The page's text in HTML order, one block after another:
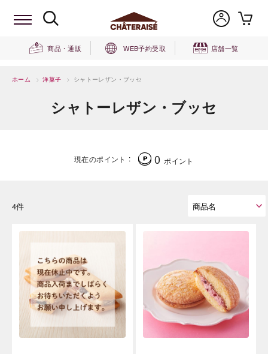
商品・通販 WEB予約受取 店舗一覧
ホーム > 洋菓子 > シャトーレザン・ブッセ
シャトーレザン・ブッセ
現在のポイント 0 ポイント
4件